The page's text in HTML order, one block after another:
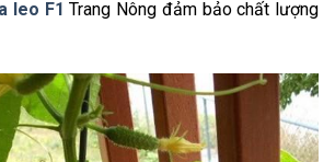
leo F1 Trang Nông đảm bảo chất lượng